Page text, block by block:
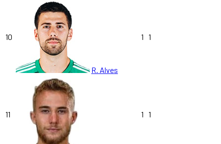
10
R. Alves
1 1
11 1 1